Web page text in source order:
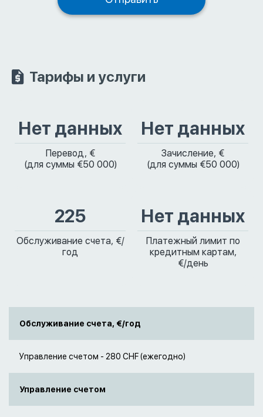
Тарифы и услуги
Нет данных
Перевод, €
(для суммы €50 000)
Нет данных
Зачисление, €
(для суммы €50 000)
225
Обслуживание счета, €/
год
Нет данных
Платежный лимит по
кредитным картам,
€/день
Обслуживание счета, €/год
Управление счетом - 280 СHF (ежегодно)
Управление счетом